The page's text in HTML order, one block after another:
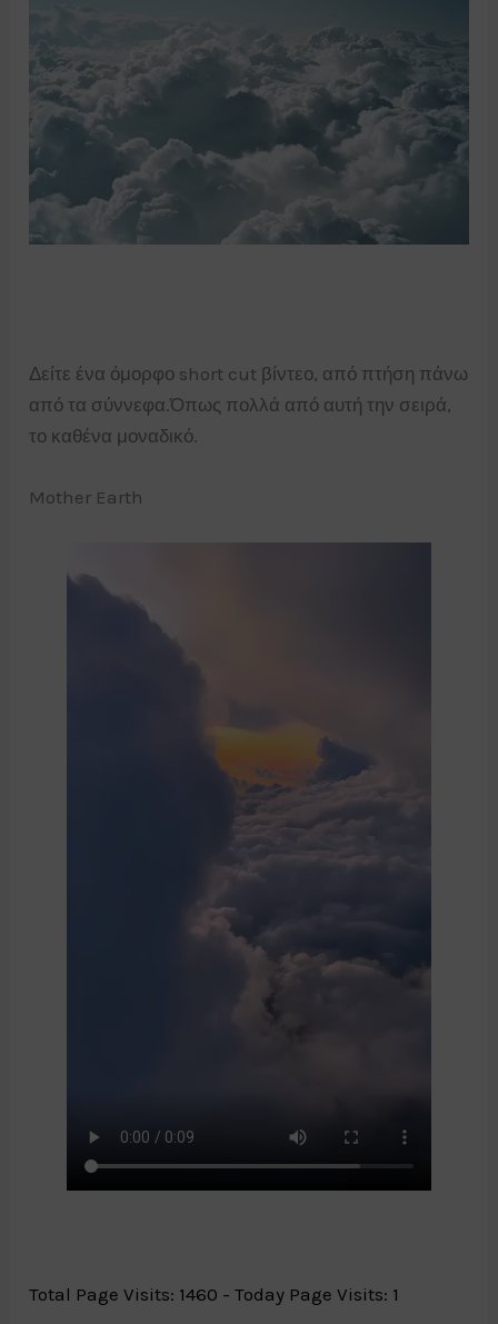
Δείτε ένα όμορφο short cut βίντεο, από πτήση πάνω
από τα σύννεφα.Όπως πολλά από αυτή την σειρά,
το καθένα μοναδικό.
Mother Earth
Total Page Visits: 1460 - Today Page Visits: 1